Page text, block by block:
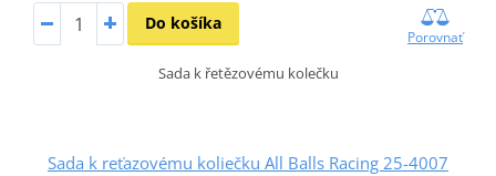
Do košíka
Porovnať
Sada k řetězovému kolečku
Sada k reťazovému koliečku All Balls Racing 25-4007